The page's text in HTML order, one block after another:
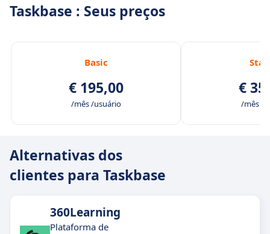
Taskbase : Seus preços
Basic
€ 195,00
/mês /usuário
€
/mês /
Alternativas dos
clientes para Taskbase
360Learning
Plataforma de